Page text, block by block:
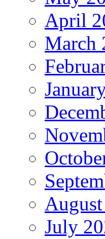
April
March
July